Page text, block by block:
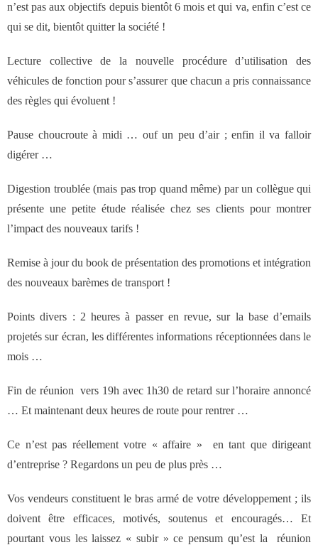
- Références clients
n’est pas aux objectifs depuis bientôt 6 mois et qui va, enfin c’est ce
qui se dit, bientôt quitter la société !
Lecture collective de la nouvelle procédure d’utilisation des
véhicules de fonction pour s’assurer que chacun a pris connaissance
des règles qui évoluent !
Pause choucroute à midi … ouf un peu d’air ; enfin il va falloir
digérer …
Digestion troublée (mais pas trop quand même) par un collègue qui
présente une petite étude réalisée chez ses clients pour montrer
l’impact des nouveaux tarifs !
Remise à jour du book de présentation des promotions et intégration
des nouveaux barèmes de transport !
Points divers : 2 heures à passer en revue, sur la base d’emails
projetés sur écran, les différentes informations réceptionnées dans le
mois …
Fin de réunion vers 19h avec 1h30 de retard sur l’horaire annoncé
… Et maintenant deux heures de route pour rentrer …
Ce n’est pas réellement votre « affaire » en tant que dirigeant
d’entreprise ? Regardons un peu de plus près …
Vos vendeurs constituent le bras armé de votre développement ; ils
doivent être efficaces, motivés, soutenus et encouragés… Et
pourtant vous les laissez « subir » ce pensum qu’est la réunion